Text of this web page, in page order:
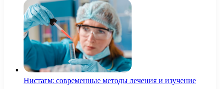
Нистагм: современные методы лечения и изучение